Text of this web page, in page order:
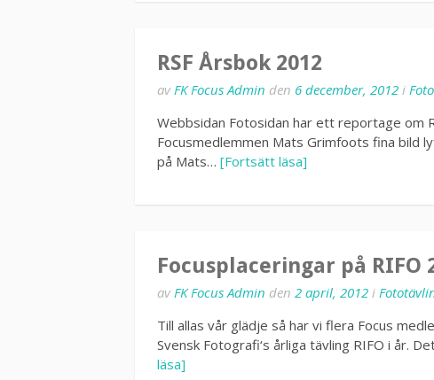
RSF Årsbok 2012
avFK Focus Admin den 6 december, 2012 i
Webbsidan Fotosidan har ett reportage om
Focusmedlemmen Mats Grimfoots fina bild
på Mats… [Fortsätt läsa]
Focusplaceringar på RIFO
av FK Focus Admin den 2 april, 2012 i
Till allas vår glädje så har vi flera Focus
Svensk Fotografi‘s årliga tävling RIFO i år.
läsa]